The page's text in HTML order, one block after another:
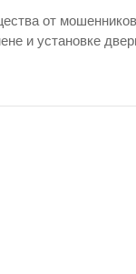
от
и установке